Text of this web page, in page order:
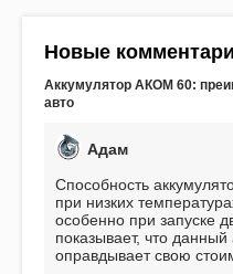
Новые
Аккумулятор АКОМ 60:
авто
Адам
Способность
при низких
особенно при запуске
показывает, что
оправдывает свою